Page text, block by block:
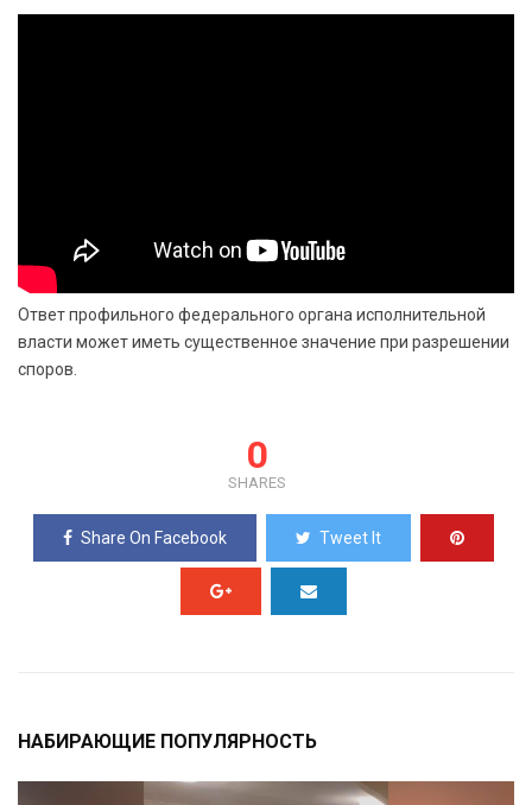
Ответ профильного федерального органа исполнительной
власти может иметь существенное значение при разрешении
споров.
0
SHARES
Share On Facebook Tweet It
НАБИРАЮЩИЕ ПОПУЛЯРНОСТЬ